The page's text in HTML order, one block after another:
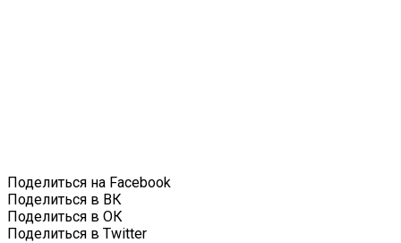
Поделиться на Facebook
Поделиться в ВК
Поделиться в ОК
Поделиться в Twitter